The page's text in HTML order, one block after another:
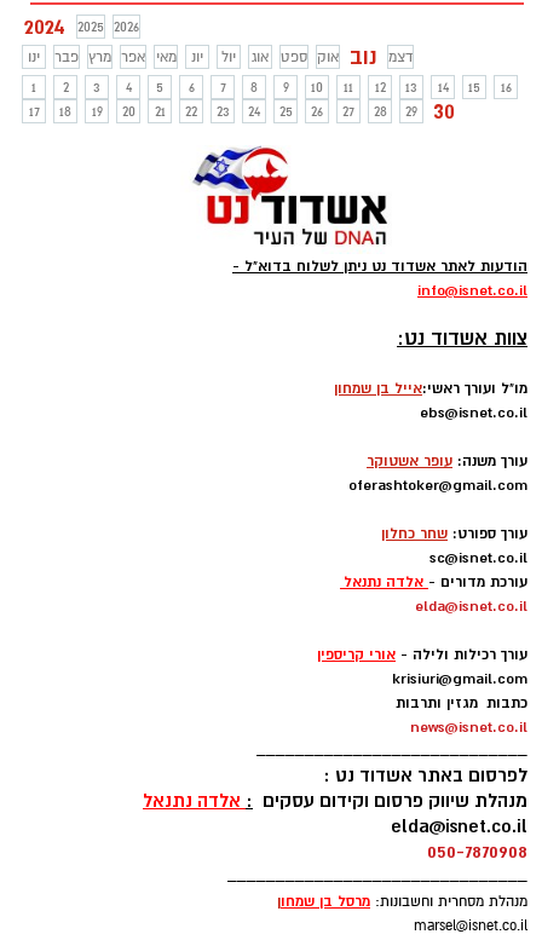
2024 2025
2026
ינו
פבר מרץ אפר מאי יונ יול אוג ספט אוק נוב
דצמ
1
2 3 4 5 6 7 8 9 10 11 12 13 14 15
16
17
18 19 20 21 22 23 24 25 26 27 28 29 30
הודעות לאתר אשדוד נט ניתן לשלוח בדוא"ל -
info@isnet.co.il
צוות אשדוד נט:
מו"ל ועורך ראשי:אייל בן שמחון
ebs@isnet.co.il
עורך משנה: עופר אשטוקר
oferashtoker@gmail.com
עורך ספורט: שחר כחלון
sc@isnet.co.il
עורכת מדורים - אלדה נתנאל
elda@isnet.co.il
עורך רכילות ולילה - אורי קריספין
krisiuri@gmail.com
כתבות מגזין ותרבות
news@isnet.co.il
____________________________
לפרסום באתר אשדוד נט :
מנהלת שיווק פרסום וקידום עסקים : אלדה נתנאל
elda@isnet.co.il
050-7870908
_______________________________
מנהלת מסחרית וחשבונות: מרסל בן שמחון
marsel@isnet.co.il